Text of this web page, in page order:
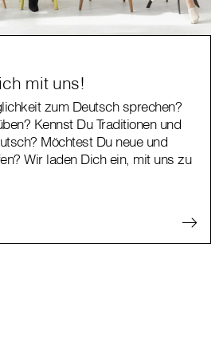
mit uns!
zum Deutsch sprechen?
Kennst Du Traditionen und
Möchtest Du neue und
Wir laden Dich ein, mit uns zu